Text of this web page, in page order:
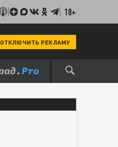
18+
ОТКЛЮЧИТЬ РЕКЛАМУ